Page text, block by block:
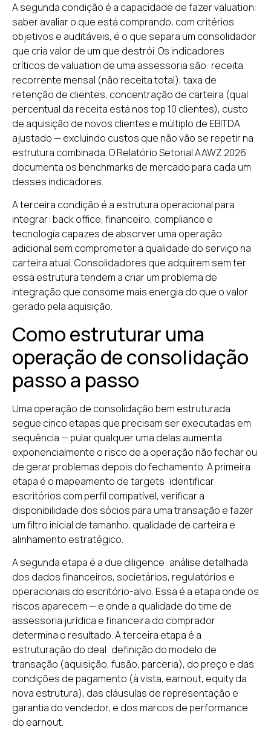
A segunda condição é a capacidade de fazer valuation:
saber avaliar o que está comprando, com critérios
objetivos e auditáveis, é o que separa um consolidador
que cria valor de um que destrói. Os indicadores
críticos de valuation de uma assessoria são: receita
recorrente mensal (não receita total), taxa de
retenção de clientes, concentração de carteira (qual
percentual da receita está nos top 10 clientes), custo
de aquisição de novos clientes e múltiplo de EBITDA
ajustado — excluindo custos que não vão se repetir na
estrutura combinada. O Relatório Setorial AAWZ 2026
documenta os benchmarks de mercado para cada um
desses indicadores.
A terceira condição é a estrutura operacional para
integrar: back office, financeiro, compliance e
tecnologia capazes de absorver uma operação
adicional sem comprometer a qualidade do serviço na
carteira atual. Consolidadores que adquirem sem ter
essa estrutura tendem a criar um problema de
integração que consome mais energia do que o valor
gerado pela aquisição.
Como estruturar uma
operação de consolidação
passo a passo
Uma operação de consolidação bem estruturada
segue cinco etapas que precisam ser executadas em
sequência — pular qualquer uma delas aumenta
exponencialmente o risco de a operação não fechar ou
de gerar problemas depois do fechamento. A primeira
etapa é o mapeamento de targets: identificar
escritórios com perfil compatível, verificar a
disponibilidade dos sócios para uma transação e fazer
um filtro inicial de tamanho, qualidade de carteira e
alinhamento estratégico.
A segunda etapa é a due diligence: análise detalhada
dos dados financeiros, societários, regulatórios e
operacionais do escritório-alvo. Essa é a etapa onde os
riscos aparecem — e onde a qualidade do time de
assessoria jurídica e financeira do comprador
determina o resultado. A terceira etapa é a
estruturação do deal: definição do modelo de
transação (aquisição, fusão, parceria), do preço e das
condições de pagamento (à vista, earnout, equity da
nova estrutura), das cláusulas de representação e
garantia do vendedor, e dos marcos de performance
do earnout.